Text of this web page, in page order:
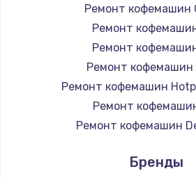
Ремонт кофемашин
Ремонт
Ремонт
Ремонт кофемашин
Ремонт кофемашин
Ремонт
Ремонт кофемашин
Ремонт кофемашин
Бренды